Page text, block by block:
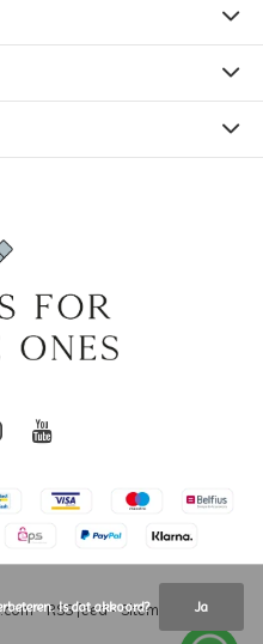
-RSS feed-Sitemap
Is dat akkoord? Ja